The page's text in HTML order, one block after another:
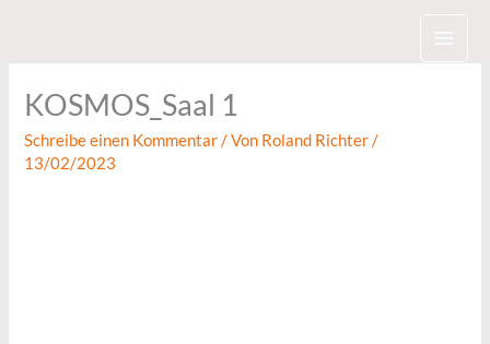
KOSMOS_Saal 1
Schreibe einen Kommentar / Von Roland Richter/
13/02/2023